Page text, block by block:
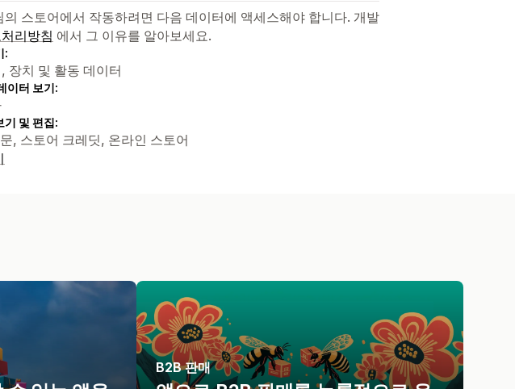
의 스토어에서 작동하려면 다음 데이터에 액세스해야 합니다. 개발
리방침 에서 그 이유를 알아보세요.
:
장치 및 활동 데이터
이터 보기:
기 및 편집:
, 스토어 크레딧, 온라인 스토어
B2B 판매